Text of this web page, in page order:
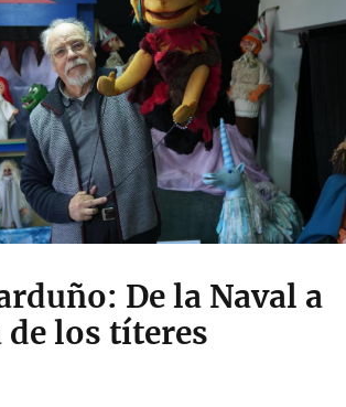
De la Naval a
de los títeres